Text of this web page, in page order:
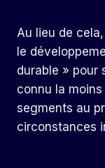
Au lieu de
le
durable » pour
connu la
segments au
circonstances